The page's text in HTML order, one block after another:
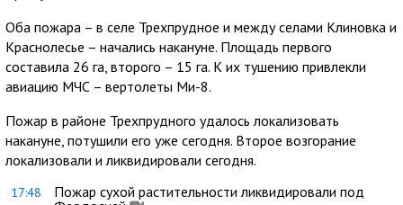
Оба пожара – в селе Трехпрудное и между селами Клиновка и
Краснолесье – начались накануне. Площадь первого
составила 26 га, второго – 15 га. К их тушению привлекли
авиацию МЧС – вертолеты Ми-8.
Пожар в районе Трехпрудного удалось локализовать
накануне, потушили его уже сегодня. Второе возгорание
локализовали и ликвидировали сегодня.
17:48
Пожар сухой растительности ликвидировали под